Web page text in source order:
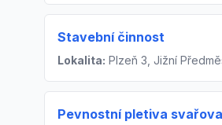
Stavební činnost
Lokalita: Plzeň 3, Jižní
Pevnostní pletiva